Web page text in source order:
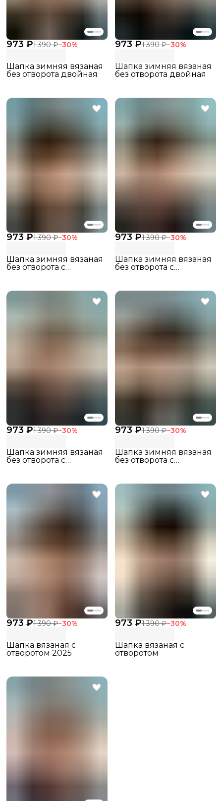
973 ₽1 390 ₽−30%
Шапка зимняя вязаная
без отворота двойная
973 ₽1 390 ₽−30%
Шапка зимняя вязаная
без отворота двойная
973 ₽1 390 ₽−30%
Шапка зимняя вязаная
без отворота с
973 ₽1 390 ₽−30%
Шапка зимняя вязаная
без отворота с
973 ₽1 390 ₽−30%
Шапка зимняя вязаная
без отворота с
973 ₽1 390 ₽−30%
Шапка зимняя вязаная
без отворота с
973 ₽1 390 ₽−30%
Шапка вязаная с
отворотом 2025
973 ₽1 390 ₽−30%
Шапка вязаная с
отворотом